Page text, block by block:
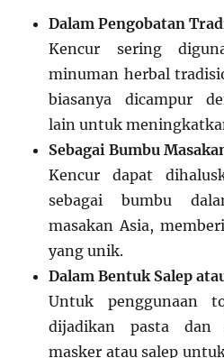
Dalam Pengobatan
Kencur sering
minuman herbal
biasanya dicampur
lain untuk
Sebagai Bumbu
Kencur dapat
sebagai bumbu
masakan Asia,
yang unik.
Dalam Bentuk Salep
Untuk penggunaan
dijadikan pasta dan
masker atau salep